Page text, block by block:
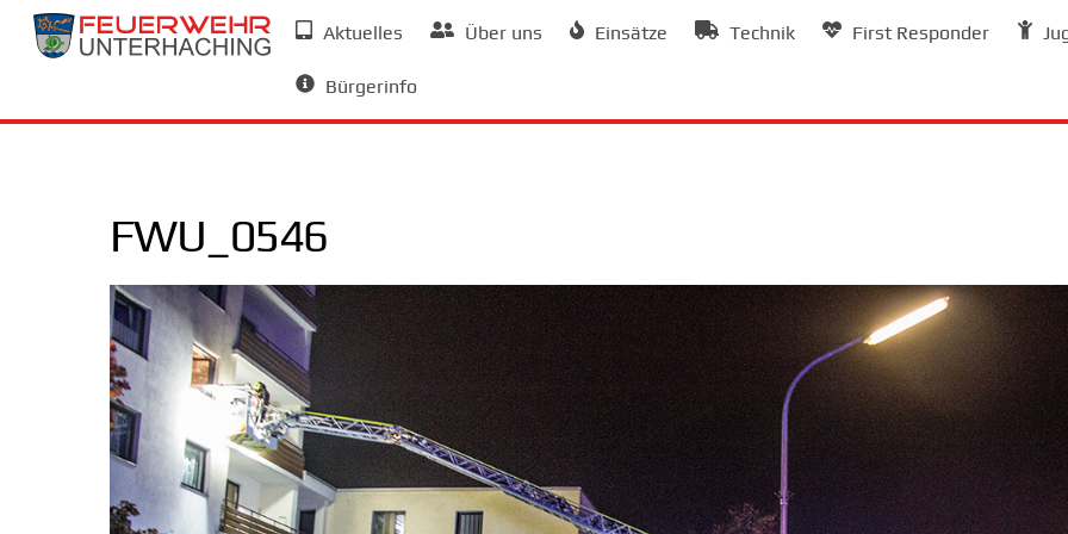
Skip
Aktuelles Über uns Einsätze Technik First Responder
Bürgerinfo
FWU_0546